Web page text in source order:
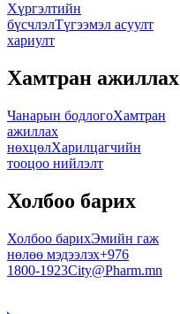
Хүргэлтийн
бүсчлэлТүгээмэл асуулт
хариулт
Хамтран ажиллах
Чанарын бодлогоХамтран
ажиллах
нөхцөлХарилцагчийн
тооцоо нийлэлт
Холбоо барих
Холбоо барихЭмийн гаж
нөлөө мэдээлэх+976
1800-1923City@Pharm.mn